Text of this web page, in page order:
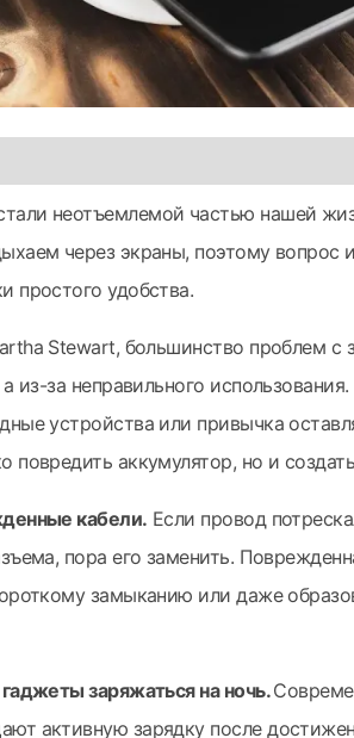
неотъемлемой частью нашей
через экраны, поэтому вопрос
простого удобства.
Stewart, большинство проблем с
из-за неправильного
устройства или привычка
повредить аккумулятор, но и
кабели. Если провод
пора его заменить.
замыканию или даже
заряжаться на ночь.
активную зарядку после